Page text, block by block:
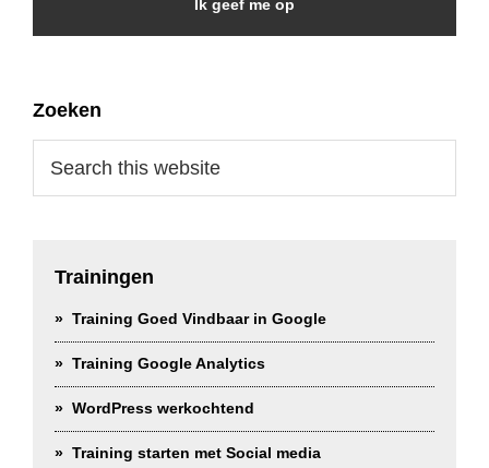
Primary
Zoeken
this
website
Trainingen
Training Goed Vindbaar in Google
Training Google Analytics
WordPress werkochtend
Training starten met Social media